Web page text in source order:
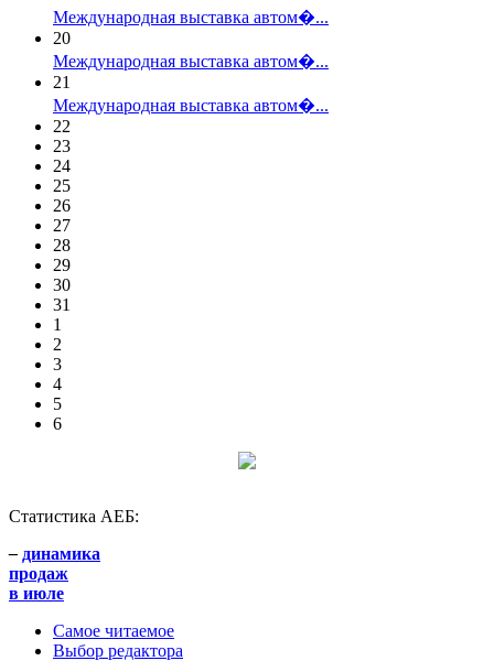
Международная выставка автом�...
20
Международная выставка автом�...
21
Международная выставка автом�...
22
23
24
25
26
27
28
29
30
31
1
2
3
4
5
6
Статистика АЕБ:
– динамика
продаж
в июле
Самое читаемое
Выбор редактора